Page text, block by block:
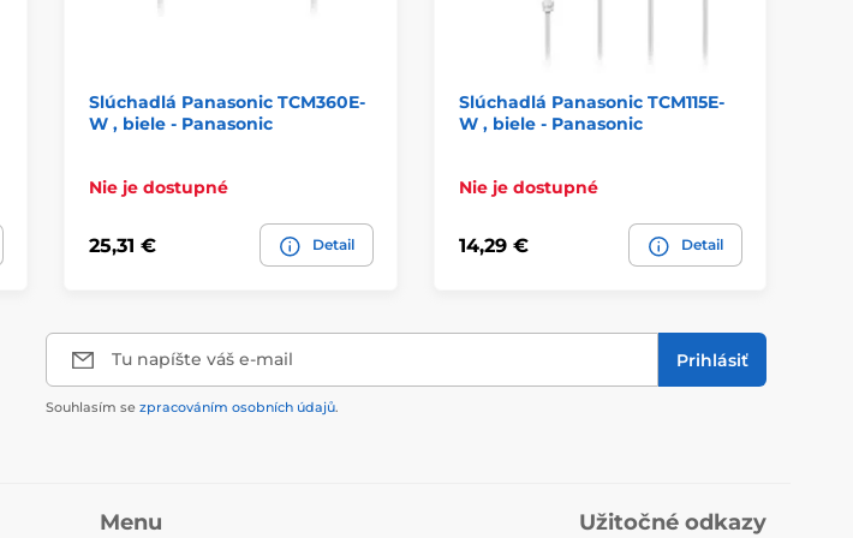
Slúchadlá Panasonic TCM360E-
W , biele - Panasonic
Nie je dostupné
25,31 € Detail
Slúchadlá Panasonic TCM115E-
W , biele - Panasonic
Nie je dostupné
14,29 € Detail
Tu napíšte váš e-mail Prihlásiť
Souhlasím se zpracováním osobních údajů.
Menu Užitočné odkazy